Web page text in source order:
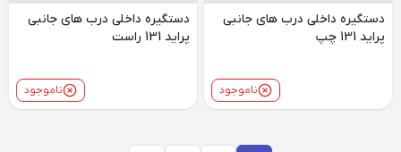
دستگیره داخلی درب های جانبی
پراید 131 چپ
ناموجود
دستگیره داخلی درب های جانبی
پراید 131 راست
ناموجود